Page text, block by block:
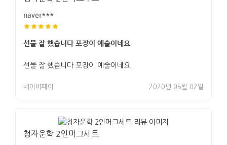
naver***
선물 잘 했습니다 포장이 예술이네요
선물 잘 했습니다 포장이 예술이네요
네이버페이 2020년 05월 02일
청자운학 2인머그세트